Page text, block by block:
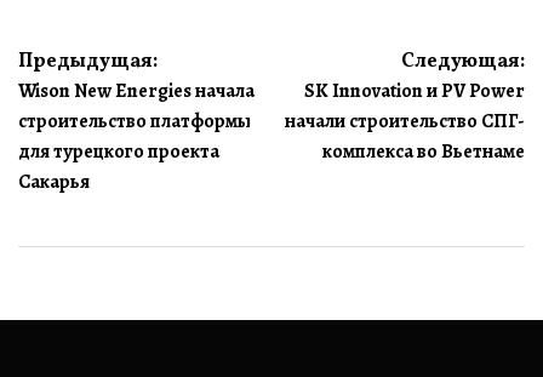
Навигация
по
записям
Предыдущая:
Wison New Energies начала
строительство платформы
для турецкого проекта
Сакарья
Следующая:
SK Innovation и PV Power
начали строительство СПГ-
комплекса во Вьетнаме